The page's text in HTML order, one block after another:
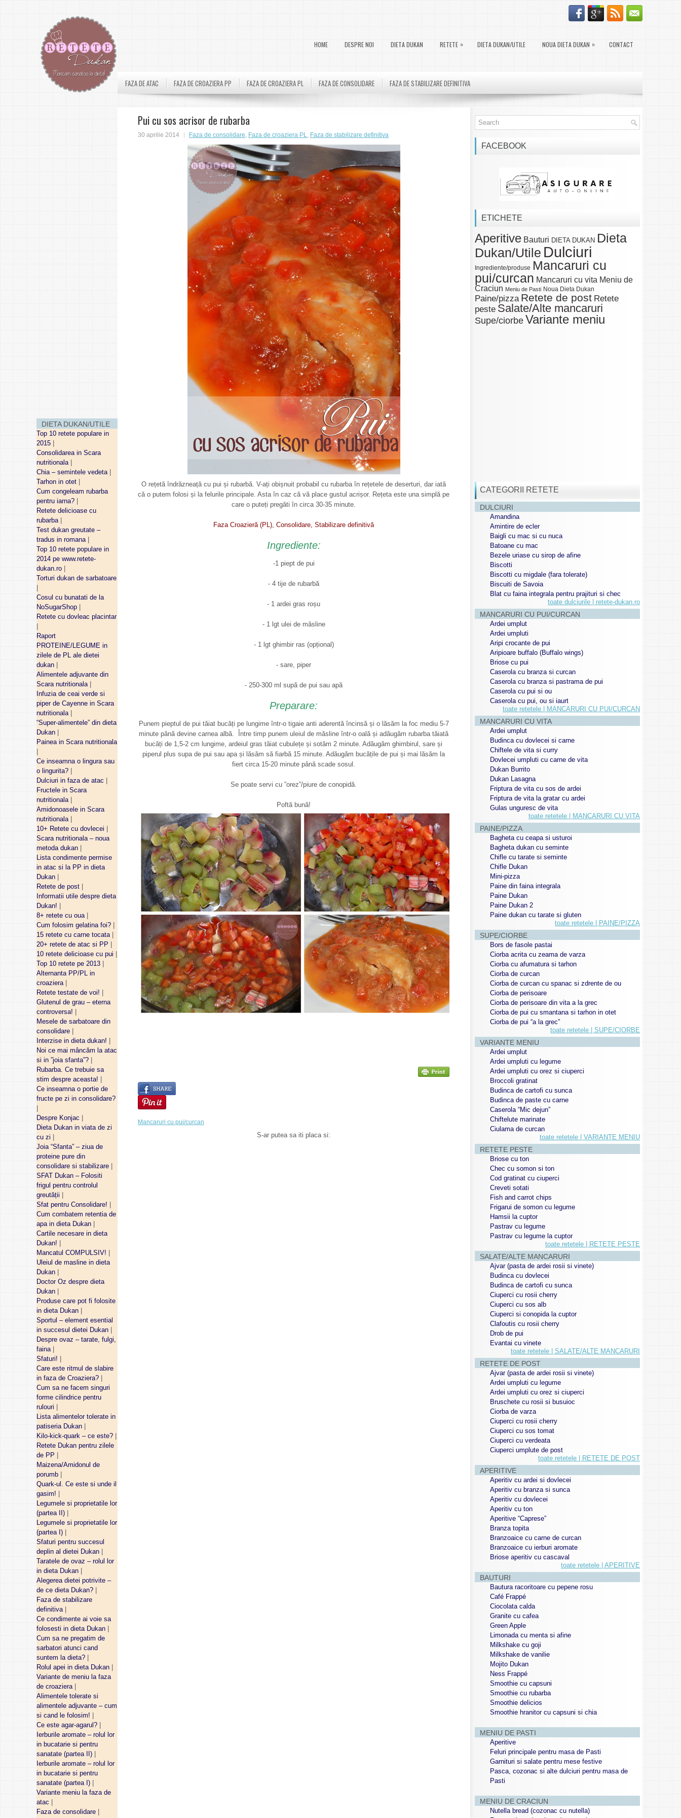
DIETA DUKAN/UTILE
Top 10 retete populare in
2015
Consolidarea in Scara
nutritionala
Chia – semintele vedeta
Tarhon in otet
Cum congeleam rubarba
pentru iarna?
Retete delicioase cu
rubarba
Test dukan greutate –
tradus in romana
Top 10 retete populare in
2014 pe www.retete-
dukan.ro
Torturi dukan de sarbatoare
Cosul cu bunatati de la
NoSugarShop
Retete cu dovleac placintar
Raport
PROTEINE/LEGUME in
zilele de PL ale dietei
dukan
Alimentele adjuvante din
Scara nutritionala
Infuzia de ceai verde si
piper de Cayenne in Scara
nutritionala
“Super-alimentele” din dieta
Dukan
Painea in Scara nutritionala
Ce inseamna o lingura sau
o lingurita?
Dulciuri in faza de atac
Fructele in Scara
nutritionala
Amidonoasele in Scara
nutritionala
10+ Retete cu dovlecei
Scara nutritionala – noua
metoda dukan
Lista condimente permise
in atac si la PP in dieta
Dukan
Retete de post
Informatii utile despre dieta
Dukan!
8+ retete cu oua
Cum folosim gelatina foi?
15 retete cu carne tocata
20+ retete de atac si PP
10 retete delicioase cu pui
Top 10 retete pe 2013
Alternanta PP/PL in
croaziera
Retete testate de voi!
Glutenul de grau – eterna
controversa!
Mesele de sarbatoare din
consolidare
Interzise in dieta dukan!
Noi ce mai mâncăm la atac
si in ”joia sfanta”?
Rubarba. Ce trebuie sa
stim despre aceasta!
Ce inseamna o portie de
fructe pe zi in consolidare?
Despre Konjac
Dieta Dukan in viata de zi
cu zi
Joia “Sfanta” – ziua de
proteine pure din
consolidare si stabilizare
SFAT Dukan – Folositi
frigul pentru controlul
greutății
Sfat pentru Consolidare!
Cum combatem retentia de
apa in dieta Dukan
Cartile necesare in dieta
Dukan!
Mancatul COMPULSIV!
Uleiul de masline in dieta
Dukan
Doctor Oz despre dieta
Dukan
Produse care pot fi folosite
in dieta Dukan
Sportul – element esential
in succesul dietei Dukan
Despre ovaz – tarate, fulgi,
faina
Sfaturi!
Care este ritmul de slabire
in faza de Croaziera?
Cum sa ne facem singuri
forme cilindrice pentru
rulouri
Lista alimentelor tolerate in
patiseria Dukan
Kilo-kick-quark – ce este?
Retete Dukan pentru zilele
de PP
Maizena/Amidonul de
porumb
Quark-ul. Ce este si unde il
gasim!
Legumele si proprietatile lor
(partea II)
Legumele si proprietatile lor
(partea I)
Sfaturi pentru succesul
deplin al dietei Dukan
Taratele de ovaz – rolul lor
in dieta Dukan
Alegerea dietei potrivite –
de ce dieta Dukan?
Faza de stabilizare
definitiva
Ce condimente ai voie sa
folosesti in dieta Dukan
Cum sa ne pregatim de
sarbatori atunci cand
suntem la dieta?
Rolul apei in dieta Dukan
Variante de meniu la faza
de croaziera
Alimentele tolerate si
alimentele adjuvante – cum
si cand le folosim!
Ce este agar-agarul?
Ierburile aromate – rolul lor
in bucatarie si pentru
sanatate (partea II)
Ierburile aromate – rolul lor
in bucatarie si pentru
sanatate (partea I)
Variante meniu la faza de
atac
Faza de consolidare
HOME DESPRE NOI DIETA DUKAN RETETE » DIETA DUKAN/UTILE NOUA DIETA DUKAN » CONTACT
FAZA DE ATAC FAZA DE CROAZIERA PP FAZA DE CROAZIERA PL FAZA DE CONSOLIDARE FAZA DE STABILIZARE DEFINITIVA
Pui cu sos acrisor de rubarba
30 aprilie 2014 Faza de consolidare, Faza de croaziera PL, Faza de stabilizare definitiva
O rețetă îndrăzneață cu pui și rubarbă. V-ați obișnuit probabil cu rubarba în rețetele de deserturi, dar iată
că o putem folosi și la felurile principale. Asta în caz că vă place gustul acrișor. Rețeta este una simplă pe
care o puteți pregăti în circa 30-35 minute.
Faza Croazieră (PL), Consolidare, Stabilizare definitivă
Ingrediente:
-1 piept de pui
- 4 tije de rubarbă
- 1 ardei gras roșu
- 1 lgt ulei de măsline
- 1 lgt ghimbir ras (opțional)
- sare, piper
- 250-300 ml supă de pui sau apă
Preparare:
Punem pieptul de pui tăiat bucăți pe lungime într-o tigaie anti aderentă încinsă și o lăsăm la foc mediu 5-7
minute până devine carnea albă. Între timp punem uleiul de măsline într-o oală și adăugăm rubarba tăiată
bucăți de 1,5-2 cm lungime, ardeiul gras tăiat cubulețe și sotăm 2 minute. Adăugăm ghimbirul, sare și
piperul plus supa de pui sau apa și lăsăm să fiarbă 15 minute. Adăugăm bucățile de pui și mai lăsăm la
fiert circa 15-20 minute până scade sosul.
Se poate servi cu ”orez”/piure de conopidă.
Poftă bună!
Mancaruri cu pui/curcan
S-ar putea sa iti placa si:
FACEBOOK
ETICHETE
Aperitive Bauturi DIETA DUKAN Dieta
Dukan/Utile Dulciuri
Ingrediente/produse Mancaruri cu
pui/curcan Mancaruri cu vita Meniu de
Craciun Meniu de Pasti Noua Dieta Dukan
Paine/pizza Retete de post Retete
peste Salate/Alte mancaruri
Supe/ciorbeVariante meniu
CATEGORII RETETE
DULCIURI
Amandina
Amintire de ecler
Baigli cu mac si cu nuca
Batoane cu mac
Bezele uriase cu sirop de afine
Biscotti
Biscotti cu migdale (fara tolerate)
Biscuiti de Savoia
Blat cu faina integrala pentru prajituri si chec
toate dulciurile | retete-dukan.ro
MANCARURI CU PUI/CURCAN
Ardei umplut
Ardei umpluti
Aripi crocante de pui
Aripioare buffalo (Buffalo wings)
Briose cu pui
Caserola cu branza si curcan
Caserola cu branza si pastrama de pui
Caserola cu pui si ou
Caserola cu pui, ou si iaurt
toate retetele | MANCARURI CU PUI/CURCAN
MANCARURI CU VITA
Ardei umplut
Budinca cu dovlecei si carne
Chiftele de vita si curry
Dovlecei umpluti cu carne de vita
Dukan Burrito
Dukan Lasagna
Friptura de vita cu sos de ardei
Friptura de vita la gratar cu ardei
Gulas unguresc de vita
toate retetele | MANCARURI CU VITA
PAINE/PIZZA
Bagheta cu ceapa si usturoi
Bagheta dukan cu seminte
Chifle cu tarate si seminte
Chifle Dukan
Mini-pizza
Paine din faina integrala
Paine Dukan
Paine Dukan 2
Paine dukan cu tarate si gluten
toate retetele | PAINE/PIZZA
SUPE/CIORBE
Bors de fasole pastai
Ciorba acrita cu zeama de varza
Ciorba cu afumatura si tarhon
Ciorba de curcan
Ciorba de curcan cu spanac si zdrente de ou
Ciorba de perisoare
Ciorba de perisoare din vita a la grec
Ciorba de pui cu smantana si tarhon in otet
Ciorba de pui “a la grec”
toate retetele | SUPE/CIORBE
VARIANTE MENIU
Ardei umplut
Ardei umpluti cu legume
Ardei umpluti cu orez si ciuperci
Broccoli gratinat
Budinca de cartofi cu sunca
Budinca de paste cu carne
Caserola “Mic dejun”
Chiftelute marinate
Ciulama de curcan
toate retetele | VARIANTE MENIU
RETETE PESTE
Briose cu ton
Chec cu somon si ton
Cod gratinat cu ciuperci
Creveti sotati
Fish and carrot chips
Frigarui de somon cu legume
Hamsii la cuptor
Pastrav cu legume
Pastrav cu legume la cuptor
toate retetele | RETETE PESTE
SALATE/ALTE MANCARURI
Ajvar (pasta de ardei rosii si vinete)
Budinca cu dovlecei
Budinca de cartofi cu sunca
Ciuperci cu rosii cherry
Ciuperci cu sos alb
Ciuperci si conopida la cuptor
Clafoutis cu rosii cherry
Drob de pui
Evantai cu vinete
toate retetele | SALATE/ALTE MANCARURI
RETETE DE POST
Ajvar (pasta de ardei rosii si vinete)
Ardei umpluti cu legume
Ardei umpluti cu orez si ciuperci
Bruschete cu rosii si busuioc
Ciorba de varza
Ciuperci cu rosii cherry
Ciuperci cu sos tomat
Ciuperci cu verdeata
Ciuperci umplute de post
toate retetele | RETETE DE POST
APERITIVE
Aperitiv cu ardei si dovlecei
Aperitiv cu branza si sunca
Aperitiv cu dovlecei
Aperitiv cu ton
Aperitive “Caprese”
Branza topita
Branzoaice cu carne de curcan
Branzoaice cu ierburi aromate
Briose aperitiv cu cascaval
toate retetele | APERITIVE
BAUTURI
Bautura racoritoare cu pepene rosu
Café Frappé
Ciocolata calda
Granite cu cafea
Green Apple
Limonada cu menta si afine
Milkshake cu goji
Milkshake de vanilie
Mojito Dukan
Ness Frappé
Smoothie cu capsuni
Smoothie cu rubarba
Smoothie delicios
Smoothie hranitor cu capsuni si chia
MENIU DE PASTI
Aperitive
Feluri principale pentru masa de Pasti
Garnituri si salate pentru mese festive
Pasca, cozonac si alte dulciuri pentru masa de
Pasti
MENIU DE CRACIUN
Nutella bread (cozonac cu nutella)